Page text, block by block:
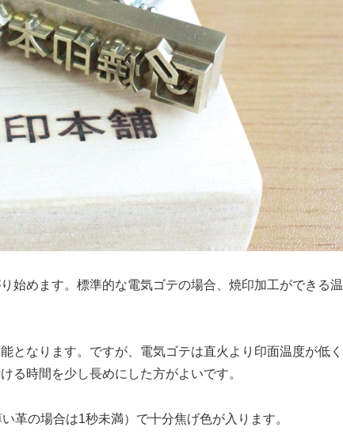
始めます。標準的な電気ゴテの場合、焼印加工ができる温
となります。ですが、電気ゴテは直火より印面温度が低く
る時間を少し長めにした方がよいです。
革の場合は1秒未満）で十分焦げ色が入ります。